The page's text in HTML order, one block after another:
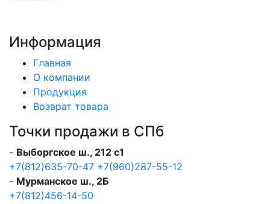
Информация
Главная
О компании
Продукция
Возврат товара
Точки продажи в СПб
- Выборгское ш., 212 с1
+7(812)635-70-47 +7(960)287-55-12
- Мурманское ш., 2Б
+7(812)456-14-50